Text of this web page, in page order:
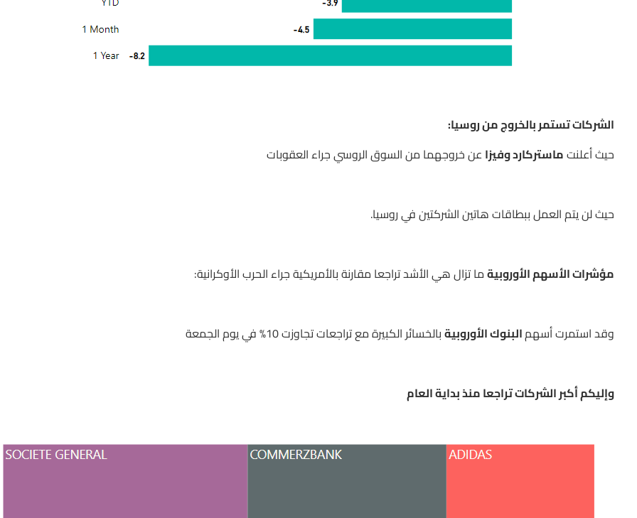
الشركات تستمر بالخروج من روسيا:
حيث أعلنتماستركارد وفيزا عن خروجهما من السوق الروسي جراء العقوبات
حيث لن يتم العمل ببطاقات هاتين الشركتين في روسيا.
مؤشرات الأسهم الأوروبيةما تزال هي الأشد تراجعا مقارنة بالأمريكية جراء الحرب الأوكرانية:
وقد استمرت أسهمالبنوك الأوروبيةبالخسائر الكبيرة مع تراجعات تجاوزت 10% في يوم الجمعة
وإليكم أكبر الشركات تراجعا منذ بداية العام